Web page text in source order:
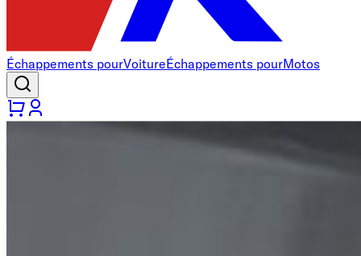
Échappements pourVoitureÉchappements pourMotos